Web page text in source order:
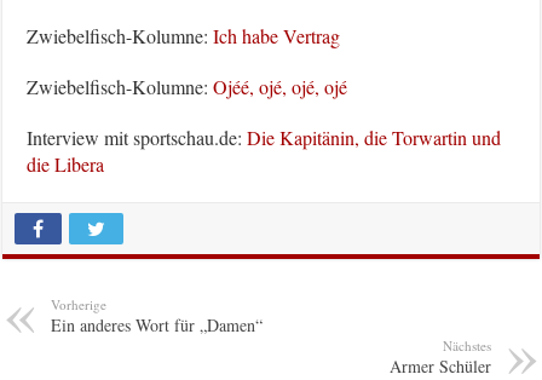
Zwiebelfisch-Kolumne:Ich habe Vertrag
Zwiebelfisch-Kolumne:Ojéé, ojé, ojé, ojé
Interview mit sportschau.de:Die Kapitänin, die Torwartin und
die Libera
Vorherige
Ein anderes Wort für „Damen“
Nächstes
Armer Schüler